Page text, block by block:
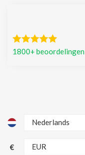
1800+ beoordelingen
€